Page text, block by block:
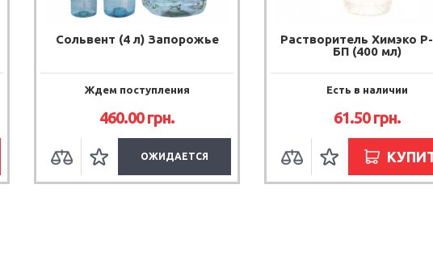
Сольвент (4 л) Запорожье
Ждем поступления
460.00грн.
ОЖИДАЕТСЯ
Растворитель Химэко
БП (400 мл)
Есть в наличии
61.50грн.